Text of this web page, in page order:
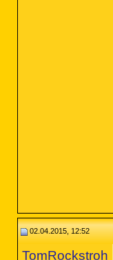
02.04.2015, 12:52
TomRockstroh